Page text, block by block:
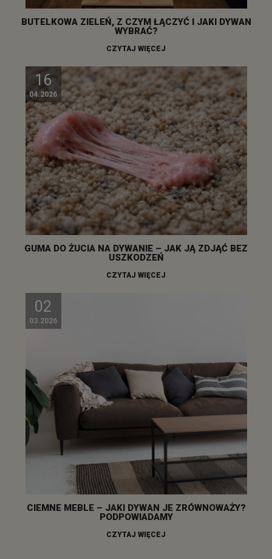
BUTELKOWA ZIELEŃ, Z CZYM ŁĄCZYĆ I JAKI DYWAN
WYBRAĆ?
CZYTAJ WIĘCEJ
16
04.2026
GUMA DO ŻUCIA NA DYWANIE – JAK JĄ ZDJĄĆ BEZ
USZKODZEŃ
CZYTAJ WIĘCEJ
02
03.2026
CIEMNE MEBLE – JAKI DYWAN JE ZRÓWNOWAŻY?
PODPOWIADAMY
CZYTAJ WIĘCEJ